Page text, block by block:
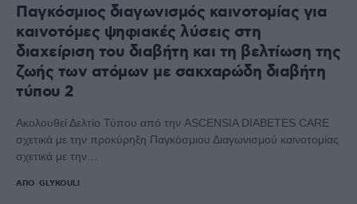
Παγκόσμιος διαγωνισμός καινοτομίας για
καινοτόμες ψηφιακές λύσεις στη
διαχείριση του διαβήτη και τη βελτίωση της
ζωής των ατόμων με σακχαρώδη διαβήτη
τύπου 2
Ακολουθεί Δελτίο Τύπου από την ASCENSIA DIABETES CARE
σχετικά με την προκύρηξη Παγκόσμιου Διαγωνισμού καινοτομίας
σχετικά με την…
ΑΠΌ GLYKOULI